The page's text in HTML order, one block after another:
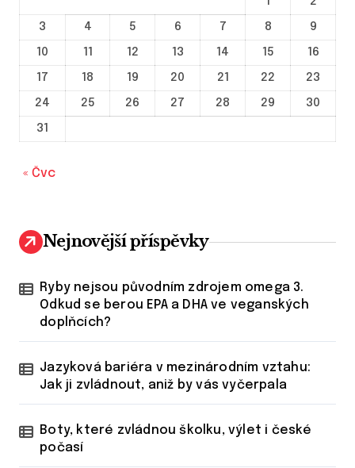
v
3
4 5 6 7 8
9
10
11 12 13 14 15
16
17
18 19 20 21 22
23
24
25 26 27 28 29
30
31
« Čvc
Nejnovější příspěvky
Ryby nejsou původním zdrojem omega 3.
Odkud se berou EPA a DHA ve veganských
doplňcích?
Jazyková bariéra v mezinárodním vztahu:
Jak ji zvládnout, aniž by vás vyčerpala
Boty, které zvládnou školku, výlet i české
počasí